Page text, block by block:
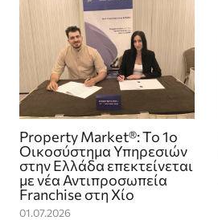
Property Market®: Το 1ο
Οικοσύστημα Υπηρεσιών
στην Ελλάδα επεκτείνεται
με νέα Αντιπροσωπεία
Franchise στη Χίο
01.07.2026